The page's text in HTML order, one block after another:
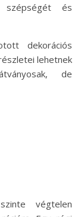
és
dekorációs
lehetnek
de
végtelen